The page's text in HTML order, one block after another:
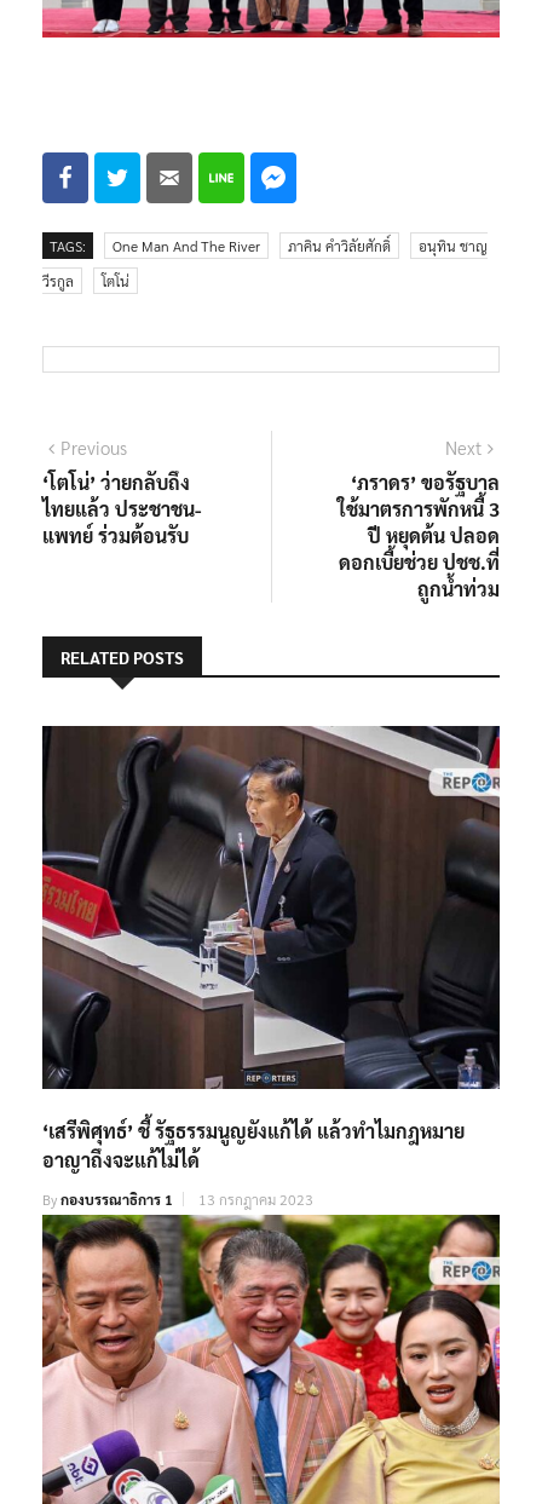
TAGS: One Man And The River ภาคิน คำวิลัยศักดิ์
อนุทิน ชาญ
วีรกูล
โตโน่
แนะแนว
เรื่อง
PreviousPrevious
post:
‘โตโน่’ ว่ายกลับถึง
ไทยแล้ว ประชาชน-
แพทย์ ร่วมต้อนรับ
Next
‘ภราดร’ ขอรัฐบาล
ใช้มาตรการพักหนี้ 3
ปี หยุดต้น ปลอด
ดอกเบี้ยช่วย ปชช.ที่
ถูกน้ำท่วม
RELATED POSTS
‘เสรีพิศุทธ์’ ชี้ รัฐธรรมนูญยังแก้ได้ แล้วทำไมกฎหมาย
อาญาถึงจะแก้ไม่ได้
Byกองบรรณาธิการ 1 13 กรกฎาคม 2023